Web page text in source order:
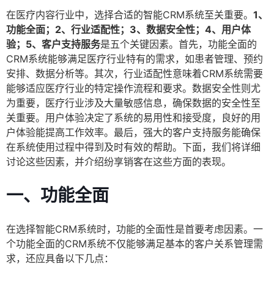
在医疗内容行业中，选择合适的智能CRM系统至关重要。 1、
功能全面；2、行业适配性；3、数据安全性；4、用户体
验；5、客户支持服务是五个关键因素。首先，功能全面的
CRM系统能够满足医疗行业特有的需求，如患者管理、预约
安排、数据分析等。其次，行业适配性意味着CRM系统需要
能够适应医疗行业的特定操作流程和要求。数据安全性则尤
为重要，医疗行业涉及大量敏感信息，确保数据的安全性至
关重要。用户体验决定了系统的易用性和接受度，良好的用
户体验能提高工作效率。最后，强大的客户支持服务能确保
在系统使用过程中得到及时有效的帮助。下面，我们将详细
讨论这些因素，并介绍纷享销客在这些方面的表现。
一、功能全面
在选择智能CRM系统时，功能的全面性是首要考虑因素。一
个功能全面的CRM系统不仅能够满足基本的客户关系管理需
求，还应具备以下几点：